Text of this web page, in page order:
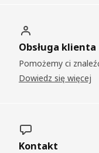
Obsługa klienta
Pomożemy ci
Dowiedz się więcej
Kontakt